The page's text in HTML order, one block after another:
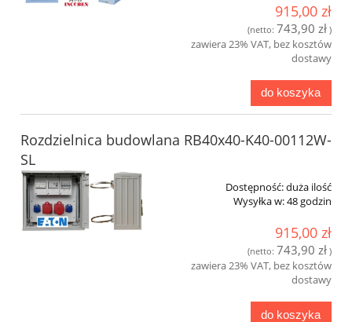
915,00 zł
(netto: 743,90 zł )
zawiera 23% VAT, bez kosztów
dostawy
do koszyka
Rozdzielnica budowlana RB40x40-K40-00112W-
SL
Dostępność:duża ilość
Wysyłka w:48 godzin
915,00 zł
(netto: 743,90 zł )
zawiera 23% VAT, bez kosztów
dostawy
do koszyka